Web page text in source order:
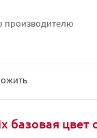
производителю
базовая цвет